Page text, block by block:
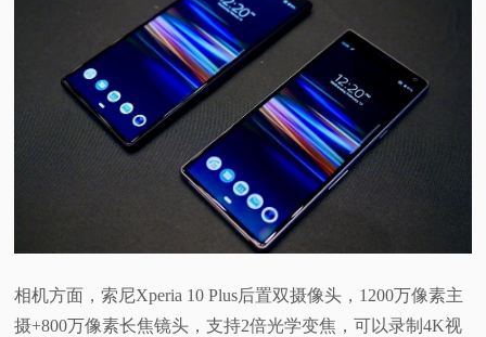
相机方面，索尼Xperia 10 Plus后置双摄像头，1200万像素主
摄+800万像素长焦镜头，支持2倍光学变焦，可以录制4K视